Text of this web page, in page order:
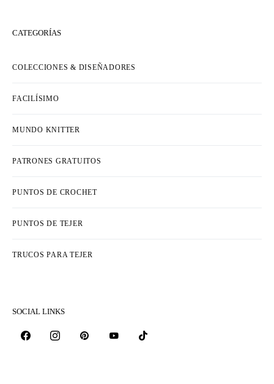
CATEGORÍAS
COLECCIONES & DISEÑADORES
FACILÍSIMO
MUNDO KNITTER
PATRONES GRATUITOS
PUNTOS DE CROCHET
PUNTOS DE TEJER
TRUCOS PARA TEJER
SOCIAL LINKS